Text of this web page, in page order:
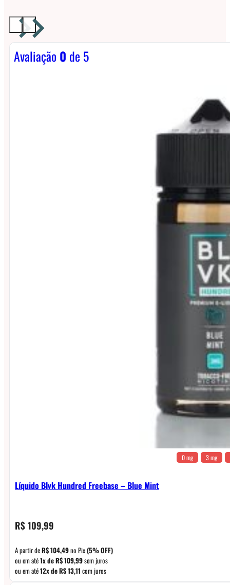
Avaliação0 de 5
0 mg 3 mg
Líquido Blvk Hundred Freebase – Blue Mint
R$109,99
A partir deR$104,49no Pix(5% OFF)
ou em até1x deR$109,99sem juros
ou em até12x deR$13,11 com juros